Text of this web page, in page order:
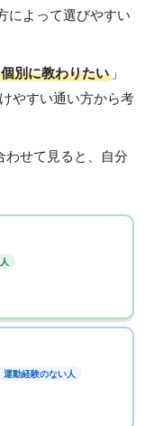
によって選びやすい
個別に教わりたい 」
やすい通い方から考
わせて見ると、自分
運動経験のない人